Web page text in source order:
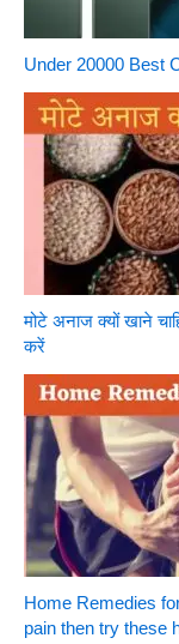
Under 20000 Best
मोटे अनाज क्यों खाने
करें
Home Remedies
pain then try these